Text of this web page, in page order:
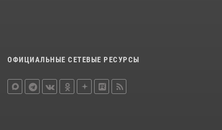
ОФИЦИАЛЬНЫЕ СЕТЕВЫЕ РЕСУРСЫ